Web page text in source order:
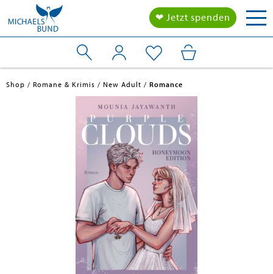
❤ Jetzt spenden
Shop Romane & Krimis New Adult Romance